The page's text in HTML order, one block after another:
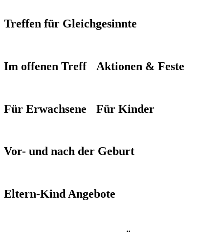
0151 50542061
E-Mail
0176 / 975 569 75
Treffen für Gleichgesinnte
Im offenen Treff Aktionen & Feste
Für Erwachsene Für Kinder
Vor- und nach der Geburt
Eltern-Kind Angebote